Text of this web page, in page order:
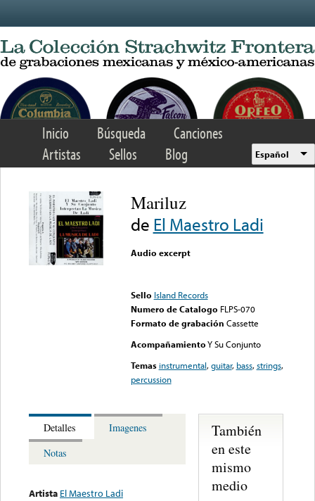
Inicio Búsqueda
Canciones
Artistas
Sellos Blog Español
Mariluz
de El Maestro Ladi
Audio excerpt
Sello Island Records
Numero de Catalogo FLPS-070
Formato de grabación Cassette
AcompañamientoY Su Conjunto
Temas instrumental,guitar, bass,strings,
percussion
Detalles
Imagenes
Notas
Artista El Maestro Ladi
También
en este
mismo
medio